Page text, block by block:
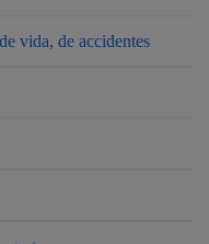
vida, de accidentes